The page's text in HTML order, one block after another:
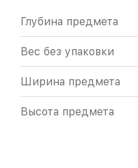
Глубина предмета
Вес без упаковки
Ширина предмета
Высота предмета